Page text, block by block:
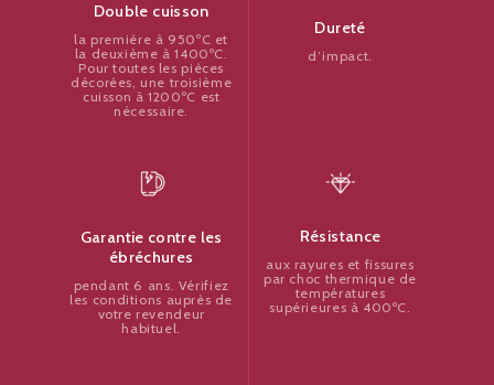
Double cuisson
la première à 950ºC et
la deuxième à 1400ºC.
Pour toutes les pièces
décorées, une troisième
cuisson à 1200ºC est
nécessaire.
Dureté
d’impact.
Garantie contre les
ébréchures
pendant 6 ans. Vérifiez
les conditions auprès de
votre revendeur
habituel.
Résistance
aux rayures et fissures
par choc thermique de
températures
supérieures à 400ºC.